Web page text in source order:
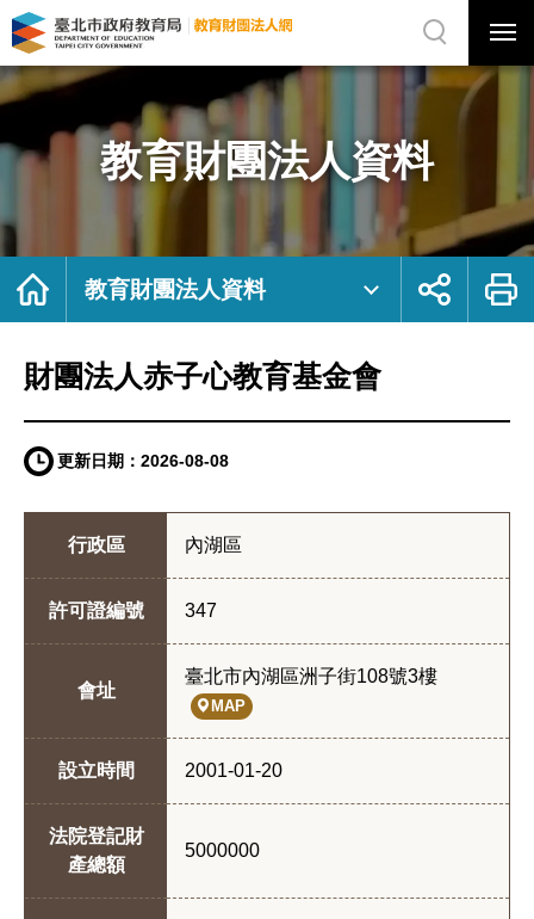
財
團
人
心
教
臺
政
教
網
站
選
選
單
關
網
站
尋
教育財團法人資料
首
教育財團法人資料
展
鈕
列
財團法人赤子心教育基金會
更新日期： 2026-08-08
行政區 內湖區
許可證編號 347
會址
臺北市內湖區洲子街108號3樓
MAP
設立時間 2001-01-20
法院登記財
產總額
5000000